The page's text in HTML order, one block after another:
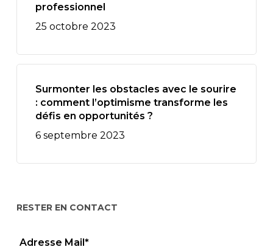
professionnel
25 octobre 2023
Surmonter les obstacles avec le sourire
: comment l’optimisme transforme les
défis en opportunités ?
6 septembre 2023
RESTER EN CONTACT
Adresse Mail*